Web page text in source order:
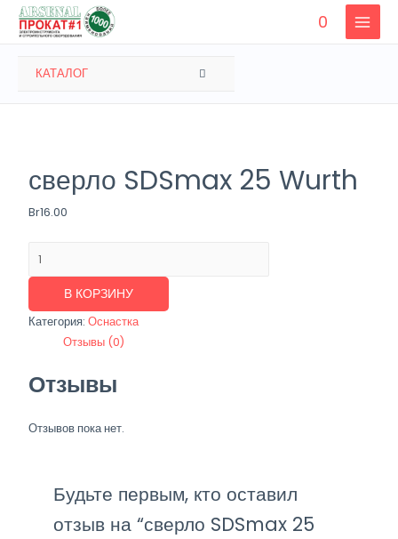
Перейти
0
MAIN
КАТАЛОГ ПЕРЕКЛЮЧАТЕЛЬ
сверло SDSmax 25 Wurth
Br16.00
сверло
SDSmax
В КОРЗИНУ
Категория:Оснастка
Отзывы (0)
Отзывы
Отзывов пока нет.
Будьте первым, кто оставил
отзыв на “сверло SDSmax 25